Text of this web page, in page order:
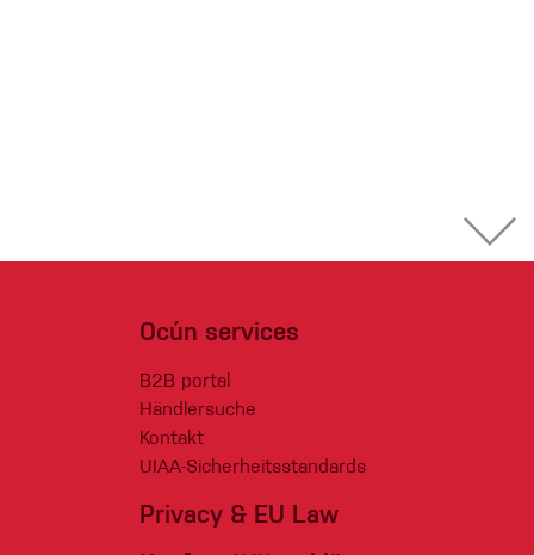
Ocún services
B2B portal
Händlersuche
Kontakt
UIAA-Sicherheitsstandards
Privacy & EU Law